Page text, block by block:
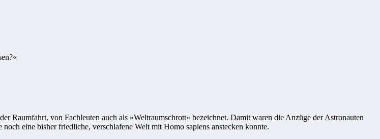
Raumfahrt, von Fachleuten auch als »Weltraumschrott« bezeichnet. Damit waren die Anzüge der Astronauten
eine bisher friedliche, verschlafene Welt mit Homo sapiens anstecken konnte.